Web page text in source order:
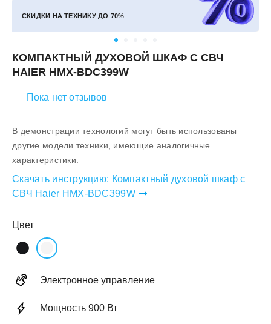
КОМПАКТНЫЙ ДУХОВОЙ ШКАФ С СВЧ
HAIER HMX-BDC399W
Пока нет отзывов
СКИДКИ НА ТЕХНИКУ ДО 70%
В демонстрации технологий могут быть использованы
другие модели техники, имеющие аналогичные
характеристики.
Скачать инструкцию: Компактный духовой шкаф с
СВЧ Haier HMX-BDC399W
Цвет
Электронное управление
Мощность 900 Вт